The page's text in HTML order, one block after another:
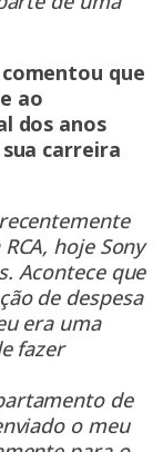
que
ao
dos anos
carreira
hoje Sony
Acontece que
de despesa
era uma
fazer
de
o meu